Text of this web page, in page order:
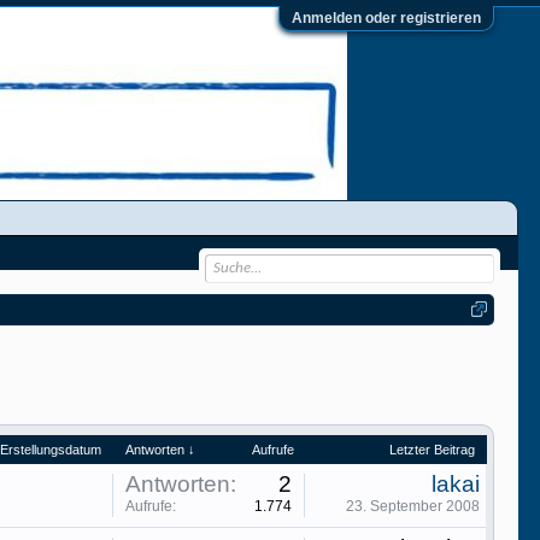
Anmelden oder registrieren
Erstellungsdatum Antworten ↓ Aufrufe Letzter Beitrag
Antworten: 2
Aufrufe: 1.774
lakai
23. September 2008